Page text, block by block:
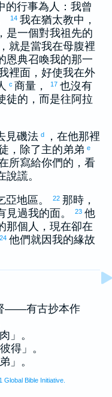
的行事為人：我曾
14 我在猶太教中，
是一個對我祖先的
就是當我在母腹裡
恩典召喚我的那一
裡面，好使我在外
c 商量， 17 也沒有
徒的，而是往 阿拉
見磯法 d
，在他那裡
，除了主的弟弟 e
所寫給你們的，看
謊。
亞地區。 22 那時，
見過我的面。 23 他
那個人，現在卻在
24 他們就因我的緣故
——有古抄本作
」。
得」。
」。
Bible Initiative.